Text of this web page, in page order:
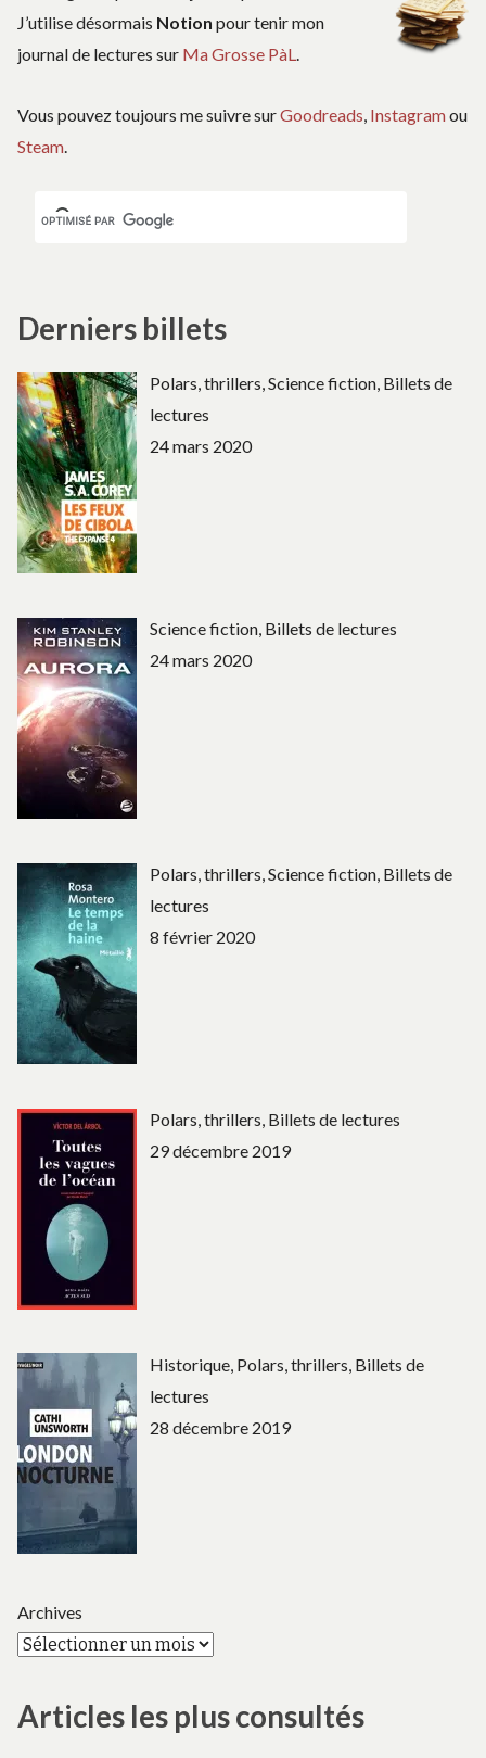
J’utilise désormais Notion pour tenir mon
journal de lectures sur Ma Grosse PàL.
Vous pouvez toujours me suivre surGoodreads, Instagramou
Steam.
Derniers billets
Polars, thrillers, Science fiction, Billets de
lectures
24 mars 2020
Science fiction, Billets de lectures
24 mars 2020
Polars, thrillers, Science fiction, Billets de
lectures
8 février 2020
Polars, thrillers, Billets de lectures
29 décembre 2019
Historique, Polars, thrillers, Billets de
lectures
28 décembre 2019
Archives
Articles les plus consultés